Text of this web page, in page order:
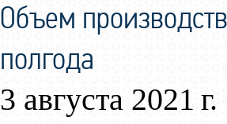
Объем
полгода
3 августа 2021 г.